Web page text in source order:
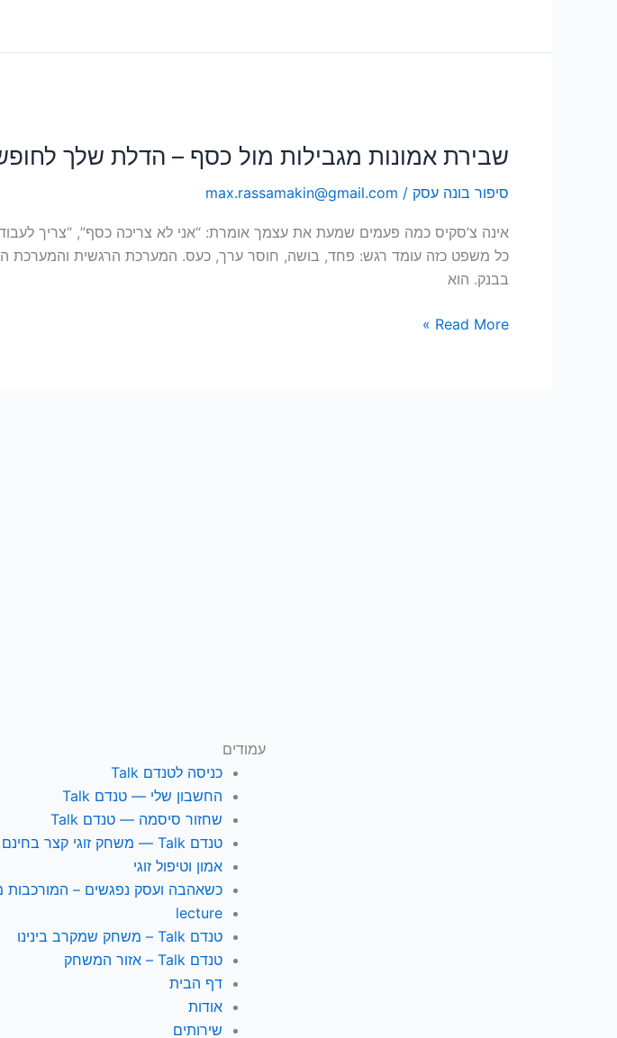
שבירת אמונות מגבילות מול כסף – הדלת שלך
סיפור בונה עסק /
max.rassamakin@gmail.com
אינה צ’סקיס כמה פעמים שמעת את עצמך אומרת: “אני לא צריכה כסף”, “צריך
כל משפט כזה עומד רגש: פחד, בושה, חוסר ערך, כעס. המערכת הרגשית והמערכת
בבנק. הוא
מגבילות
כסף
הדלת
כלכלי
Read More »
עמודים
כניסה לטנדם Talk
החשבון שלי — טנדם Talk
שחזור סיסמה — טנדם Talk
טנדם Talk — משחק זוגי קצר בחינם
אמון וטיפול זוגי
כשאהבה ועסק נפגשים – המורכבות
lecture
טנדם Talk – משחק שמקרב בינינו
טנדם Talk – אזור המשחק
דף הבית
אודות
שירותים
I
n
s
t
a
g
r
a
m
F
a
c
e
b
o
o
k
-
E
n
v
e
l
p
e
L
i
n
k
e
i
n
o
u
t
u
e